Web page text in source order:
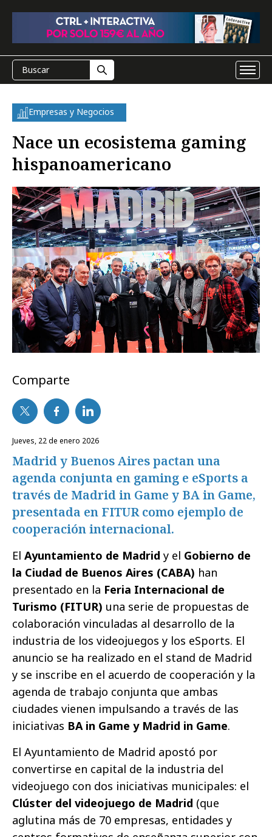
Empresas y Negocios
Nace un ecosistema gaming
hispanoamericano
Comparte
jueves, 22 de enero 2026
Madrid y Buenos Aires pactan una
agenda conjunta en gaming e eSports a
través de Madrid in Game y BA in Game,
presentada en FITUR como ejemplo de
cooperación internacional.
El Ayuntamiento de Madrid y el Gobierno de
la Ciudad de Buenos Aires (CABA) han
presentado en la Feria Internacional de
Turismo (FITUR) una serie de propuestas de
colaboración vinculadas al desarrollo de la
industria de los videojuegos y los eSports. El
anuncio se ha realizado en el stand de Madrid
y se inscribe en el acuerdo de cooperación y la
agenda de trabajo conjunta que ambas
ciudades vienen impulsando a través de las
iniciativas BA in Game y Madrid in Game.
El Ayuntamiento de Madrid apostó por
convertirse en capital de la industria del
videojuego con dos iniciativas municipales: el
Clúster del videojuego de Madrid (que
aglutina más de 70 empresas, entidades y